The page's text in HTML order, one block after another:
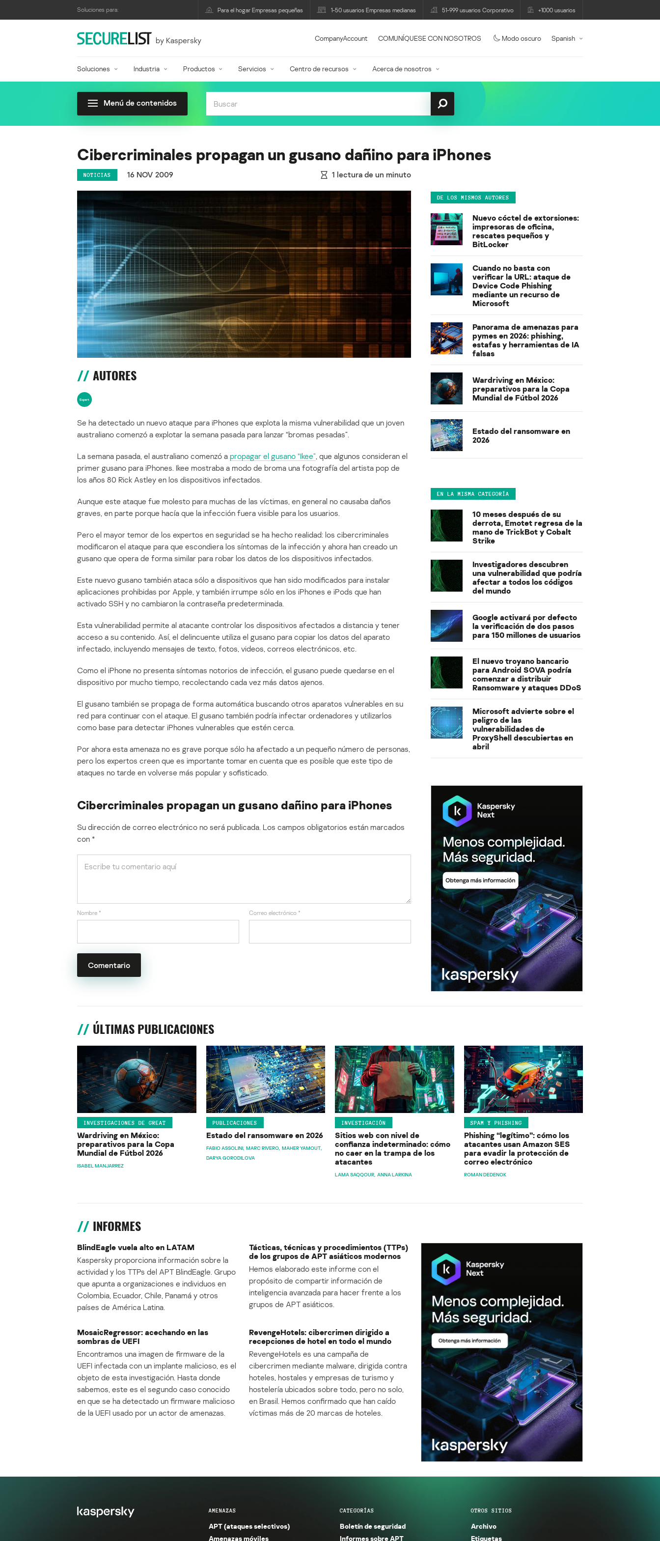
Soluciones para: Para el hogar Empresas pequeñas 1-50 usuarios Empresas medianas 51-999 usuarios Corporativo +1000 usuarios
by Kaspersky CompanyAccount COMUNÍQUESE CON NOSOTROS Modo oscuro Spanish
Soluciones Industria Productos Servicios Centro de recursos Acerca de nosotros
Menú de contenidos
Cibercriminales propagan un gusano dañino para iPhones
NOTICIAS 16 NOV 2009 1 lectura de un minuto
AUTORES
Se ha detectado un nuevo ataque para iPhones que explota la misma vulnerabilidad que un joven
australiano comenzó a explotar la semana pasada para lanzar “bromas pesadas”.
La semana pasada, el australiano comenzó a propagar el gusano “Ikee”, que algunos consideran el
primer gusano para iPhones. Ikee mostraba a modo de broma una fotografía del artista pop de
los años 80 Rick Astley en los dispositivos infectados.
Aunque este ataque fue molesto para muchas de las víctimas, en general no causaba daños
graves, en parte porque hacía que la infección fuera visible para los usuarios.
Pero el mayor temor de los expertos en seguridad se ha hecho realidad: los cibercriminales
modificaron el ataque para que escondiera los síntomas de la infección y ahora han creado un
gusano que opera de forma similar para robar los datos de los dispositivos infectados.
Este nuevo gusano también ataca sólo a dispositivos que han sido modificados para instalar
aplicaciones prohibidas por Apple, y también irrumpe sólo en los iPhones e iPods que han
activado SSH y no cambiaron la contraseña predeterminada.
Esta vulnerabilidad permite al atacante controlar los dispositivos afectados a distancia y tener
acceso a su contenido. Así, el delincuente utiliza el gusano para copiar los datos del aparato
infectado, incluyendo mensajes de texto, fotos, videos, correos electrónicos, etc.
Como el iPhone no presenta síntomas notorios de infección, el gusano puede quedarse en el
dispositivo por mucho tiempo, recolectando cada vez más datos ajenos.
El gusano también se propaga de forma automática buscando otros aparatos vulnerables en su
red para continuar con el ataque. El gusano también podría infectar ordenadores y utilizarlos
como base para detectar iPhones vulnerables que estén cerca.
Por ahora esta amenaza no es grave porque sólo ha afectado a un pequeño número de personas,
pero los expertos creen que es importante tomar en cuenta que es posible que este tipo de
ataques no tarde en volverse más popular y sofisticado.
Cibercriminales propagan un gusano dañino para iPhones
Su dirección de correo electrónico no será publicada. Los campos obligatorios están marcados
con *
Nombre * Correo electrónico *
DE LOS MISMOS AUTORES
Nuevo cóctel de extorsiones:
impresoras de oficina,
rescates pequeños y
BitLocker
Cuando no basta con
verificar la URL: ataque de
Device Code Phishing
mediante un recurso de
Microsoft
Panorama de amenazas para
pymes en 2026: phishing,
estafas y herramientas de IA
falsas
Wardriving en México:
preparativos para la Copa
Mundial de Fútbol 2026
Estado del ransomware en
2026
EN LA MISMA CATEGORÍA
10 meses después de su
derrota, Emotet regresa de la
mano de TrickBot y Cobalt
Strike
Investigadores descubren
una vulnerabilidad que podría
afectar a todos los códigos
del mundo
Google activará por defecto
la verificación de dos pasos
para 150 millones de usuarios
El nuevo troyano bancario
para Android SOVA podría
comenzar a distribuir
Ransomware y ataques DDoS
Microsoft advierte sobre el
peligro de las
vulnerabilidades de
ProxyShell descubiertas en
abril
ÚLTIMAS PUBLICACIONES
INVESTIGACIONES DE GREAT
Wardriving en México:
preparativos para la Copa
Mundial de Fútbol 2026
ISABEL MANJARREZ
PUBLICACIONES
Estado del ransomware en 2026
FABIO ASSOLINI MARC RIVERO MAHER YAMOUT
DARYA GORODILOVA
INVESTIGACIÓN
Sitios web con nivel de
confianza indeterminado: cómo
no caer en la trampa de los
atacantes
LAMA SAQQOUR ANNA LARKINA
SPAM Y PHISHING
Phishing “legítimo”: cómo los
atacantes usan Amazon SES
para evadir la protección de
correo electrónico
ROMAN DEDENOK
INFORMES
BlindEagle vuela alto en LATAM
Kaspersky proporciona información sobre la
actividad y los TTPs del APT BlindEagle. Grupo
que apunta a organizaciones e individuos en
Colombia, Ecuador, Chile, Panamá y otros
países de América Latina.
Tácticas, técnicas y procedimientos (TTPs)
de los grupos de APT asiáticos modernos
Hemos elaborado este informe con el
propósito de compartir información de
inteligencia avanzada para hacer frente a los
grupos de APT asiáticos.
MosaicRegressor: acechando en las
sombras de UEFI
Encontramos una imagen de firmware de la
UEFI infectada con un implante malicioso, es el
objeto de esta investigación. Hasta donde
sabemos, este es el segundo caso conocido
en que se ha detectado un firmware malicioso
de la UEFI usado por un actor de amenazas.
RevengeHotels: cibercrimen dirigido a
recepciones de hotel en todo el mundo
RevengeHotels es una campaña de
cibercrimen mediante malware, dirigida contra
hoteles, hostales y empresas de turismo y
hostelería ubicados sobre todo, pero no solo,
en Brasil. Hemos confirmado que han caído
víctimas más de 20 marcas de hoteles.
AMENAZAS
APT (ataques selectivos)
Amenazas móviles
CATEGORÍAS
Boletín de seguridad
Informes sobre APT
OTROS SITIOS
Archivo
Etiquetas